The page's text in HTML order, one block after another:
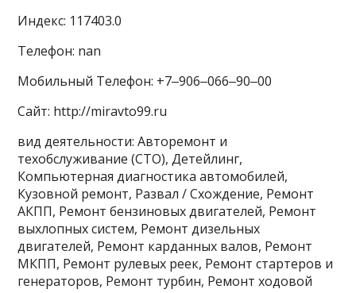
Индекс: 117403.0
Телефон: nan
Мобильный Телефон: +7‒906‒066‒90‒00
Сайт: http://miravto99.ru
вид деятельности: Авторемонт и
техобслуживание (СТО), Детейлинг,
Компьютерная диагностика автомобилей,
Кузовной ремонт, Развал / Схождение, Ремонт
АКПП, Ремонт бензиновых двигателей, Ремонт
выхлопных систем, Ремонт дизельных
двигателей, Ремонт карданных валов, Ремонт
МКПП, Ремонт рулевых реек, Ремонт стартеров и
генераторов, Ремонт турбин, Ремонт ходовой